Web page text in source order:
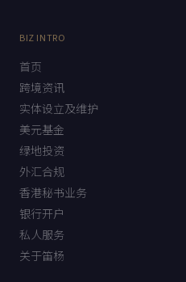
BIZ INTRO
首页
跨境资讯
实体设立及维护
美元基金
绿地投资
外汇合规
香港秘书业务
银行开户
私人服务
关于笛杨